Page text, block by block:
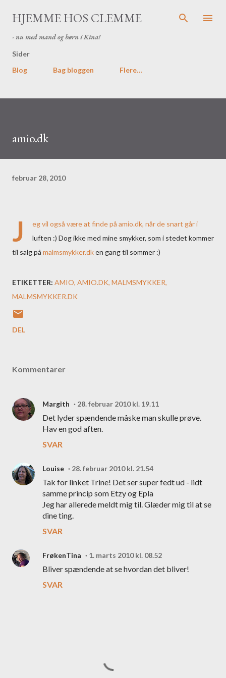
Gå videre til hovedindholdet
HJEMME HOS CLEMME
- nu med mand og børn i Kina!
Sider
Blog
Bag bloggen Flere…
amio.dk
februar 28, 2010
J eg vil også være at finde på amio.dk, når de snart går i
luften :) Dog ikke med mine smykker, som i stedet kommer
til salg på malmsmykker.dken gang til sommer :)
ETIKETTER: AMIO AMIO.DK MALMSMYKKER
MALMSMYKKER.DK
DEL
Kommentarer
Margith 28. februar 2010 kl. 19.11
Det lyder spændende måske man skulle prøve.
Hav en god aften.
SVAR
Louise 28. februar 2010 kl. 21.54
Tak for linket Trine! Det ser super fedt ud - lidt
samme princip som Etzy og Epla
Jeg har allerede meldt mig til. Glæder mig til at se
dine ting.
SVAR
FrøkenTina 1. marts 2010 kl. 08.52
Bliver spændende at se hvordan det bliver!
SVAR